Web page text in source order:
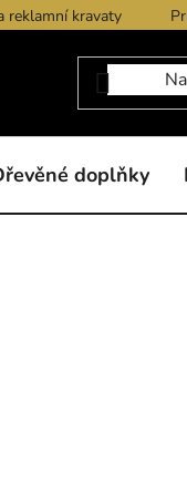
reklamní kravaty
doplňky